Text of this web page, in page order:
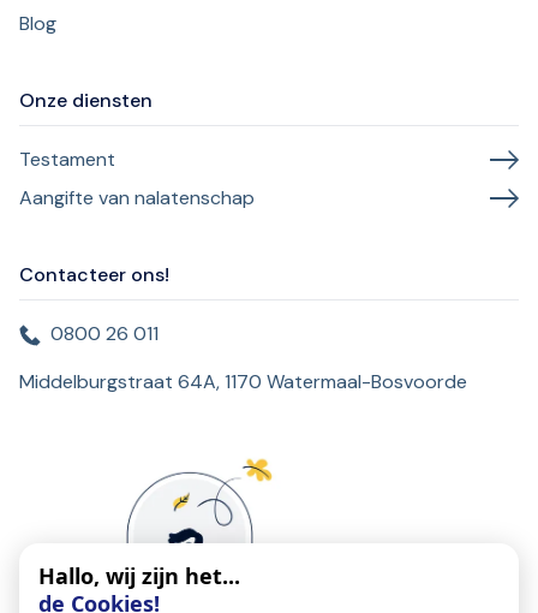
Blog
Onze diensten
Testament
Aangifte van nalatenschap
Contacteer ons!
0800 26 011
Middelburgstraat 64A, 1170 Watermaal-Bosvoorde
Hallo, wij zijn het...
de Cookies!